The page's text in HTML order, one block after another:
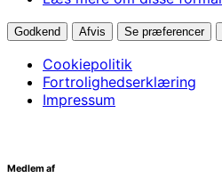
Godkend Afvis Se præferencer
Cookiepolitik
Fortrolighedserklæring
Impressum
Medlem af